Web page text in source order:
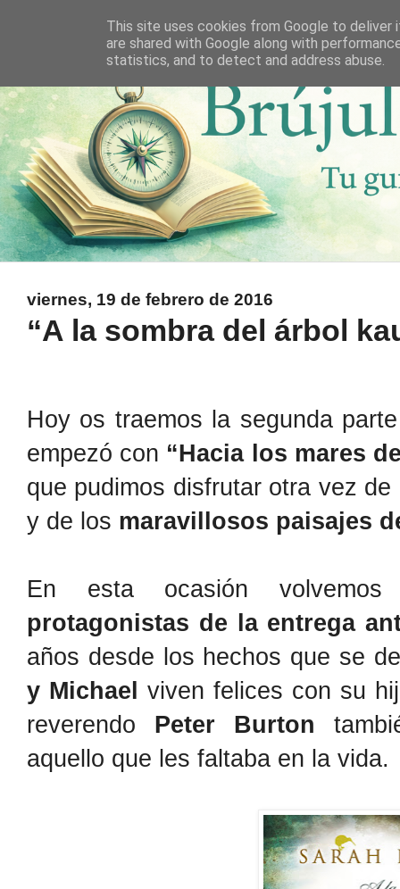
viernes, 19 de febrero de 2016
“A la sombra del árbol
Hoy os traemos la segunda
empezó con “Hacia los mares
que pudimos disfrutar otra vez
y de los maravillosos paisajes
En esta ocasión
protagonistas de la entrega
años desde los hechos que se
y Michael viven felices con su
reverendo Peter Burton
aquello que les faltaba en la vida.
This site uses cookies from Google to deliver
are shared with Google along with
statistics, and to detect and address abuse.